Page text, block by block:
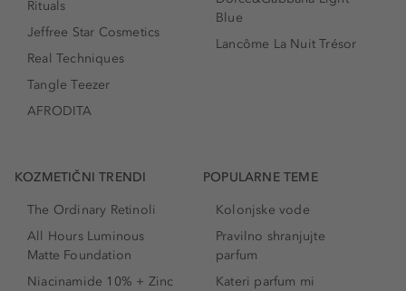
Rituals
Jeffree Star Cosmetics
Real Techniques
Tangle Teezer
AFRODITA
Blue
Lancôme La Nuit Trésor
KOZMETIČNI TRENDI
The Ordinary Retinoli
All Hours Luminous
Matte Foundation
Niacinamide 10% + Zinc
POPULARNE TEME
Kolonjske vode
Pravilno shranjujte
parfum
Kateri parfum mi